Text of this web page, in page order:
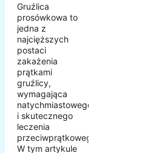
Gruźlica
prosówkowa to
jedna z
najcięższych
postaci
zakażenia
prątkami
gruźlicy,
wymagająca
natychmiastowego
i skutecznego
leczenia
przeciwprątkowego.
W tym artykule